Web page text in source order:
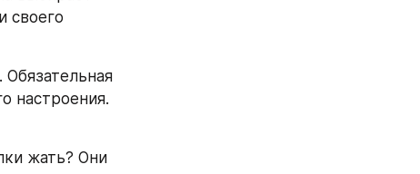
своего
настроения.
жать? Они